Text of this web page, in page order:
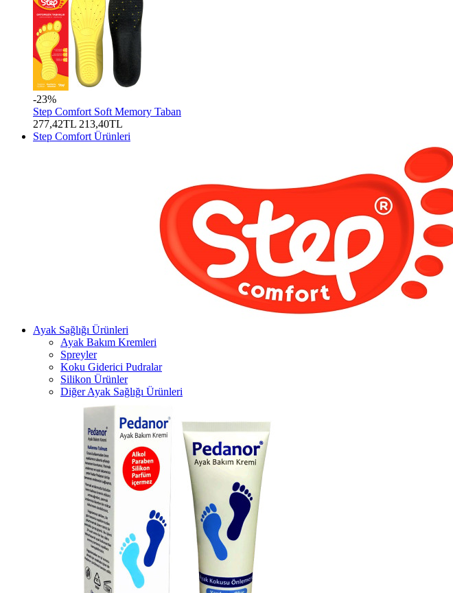
-23%
Step Comfort Soft Memory Taban
277,42TL 213,40TL
Step Comfort Ürünleri
Ayak Sağlığı Ürünleri
Ayak Bakım Kremleri
Spreyler
Koku Giderici Pudralar
Silikon Ürünler
Diğer Ayak Sağlığı Ürünleri